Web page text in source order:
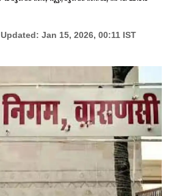
Updated: Jan 15, 2026, 00:11 IST